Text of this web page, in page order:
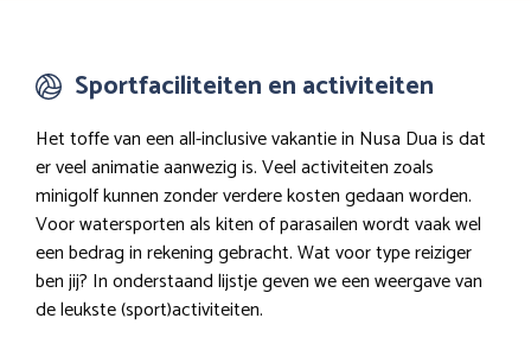
Sportfaciliteiten en activiteiten
Het toffe van een all-inclusive vakantie in Nusa Dua is dat
er veel animatie aanwezig is. Veel activiteiten zoals
minigolf kunnen zonder verdere kosten gedaan worden.
Voor watersporten als kiten of parasailen wordt vaak wel
een bedrag in rekening gebracht. Wat voor type reiziger
ben jij? In onderstaand lijstje geven we een weergave van
de leukste (sport)activiteiten.